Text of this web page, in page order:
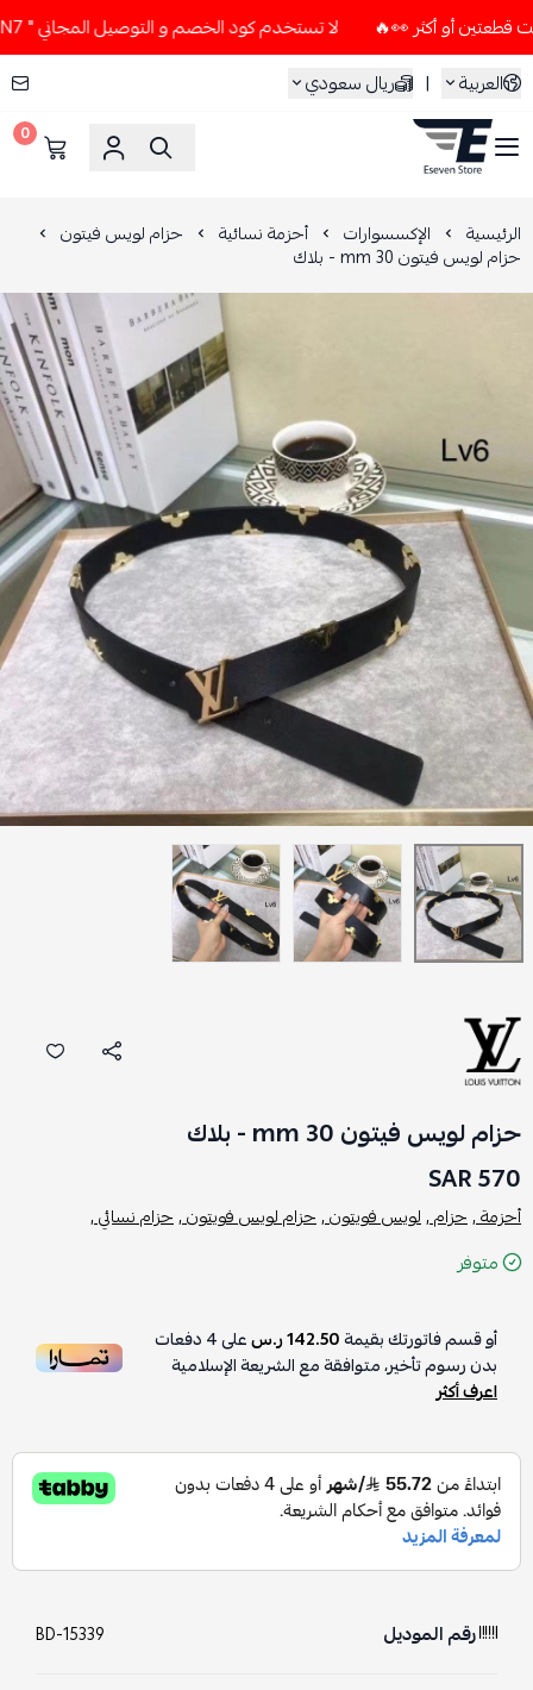
لا تستخدم كود الخصم و التوصيل المجاني " N7 " إلا إذا طلبت قطعتين أو أكثر 👀🔥
العربية
| ريال سعودي
ESEVEN STORE
0
الرئيسية الإكسسوارات أحزمة نسائية حزام لويس فيتون
حزام لويس فيتون 30 mm - بلاك
حزام لويس فيتون 30 mm - بلاك
570 SAR
أحزمة ,حزام ,لويس فويتون ,حزام لويس فويتون ,حزام نسائي ,
متوفر
أو قسم فاتورتك بقيمة142.50 ر.س على4دفعات
بدون رسوم تأخير، متوافقة مع الشريعة الإسلامية
اعرف أكثر
رقم الموديل BD-15339